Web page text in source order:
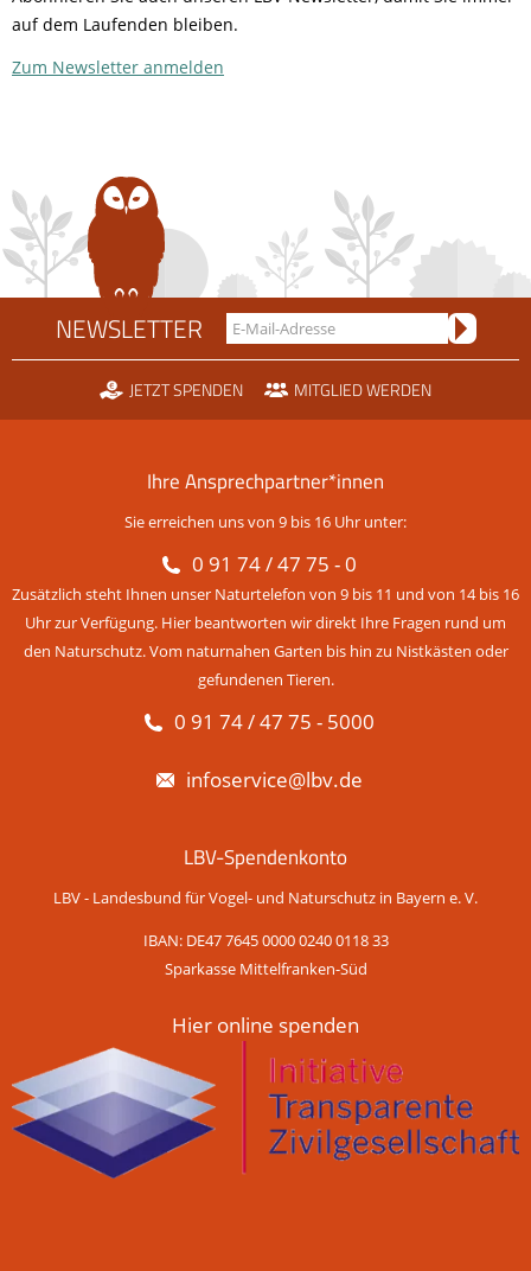
auf dem Laufenden bleiben.
Zum Newsletter anmelden
NEWSLETTER
JETZT SPENDEN MITGLIED WERDEN
Ihre Ansprechpartner*innen
Sie erreichen uns von 9 bis 16 Uhr unter:
0 91 74 / 47 75 - 0
Zusätzlich steht Ihnen unser Naturtelefon von 9 bis 11 und von 14 bis 16
Uhr zur Verfügung. Hier beantworten wir direkt Ihre Fragen rund um
den Naturschutz. Vom naturnahen Garten bis hin zu Nistkästen oder
gefundenen Tieren.
0 91 74 / 47 75 - 5000
infoservice@lbv.de
LBV-Spendenkonto
LBV - Landesbund für Vogel- und Naturschutz in Bayern e. V.
IBAN: DE47 7645 0000 0240 0118 33
Sparkasse Mittelfranken-Süd
Hier online spenden